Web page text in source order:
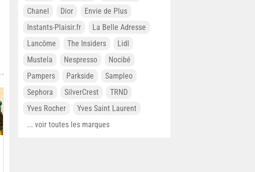
Chanel
Dior
Envie de Plus
Instants-Plaisir.fr
La Belle Adresse
Lancôme
The Insiders
Lidl
Mustela
Nespresso
Nocibé
Pampers
Parkside
Sampleo
Sephora
SilverCrest
TRND
Yves Rocher
Yves Saint Laurent
... voir toutes les marques